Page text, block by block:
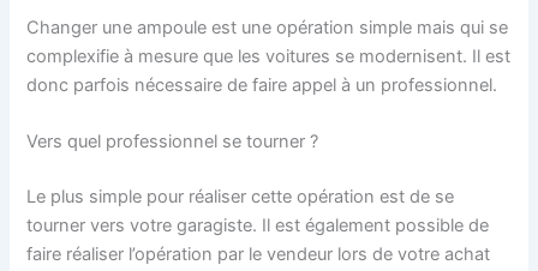
Changer une ampoule est une opération simple mais qui se
complexifie à mesure que les voitures se modernisent. Il est
donc parfois nécessaire de faire appel à un professionnel.
Vers quel professionnel se tourner ?
Le plus simple pour réaliser cette opération est de se
tourner vers votre garagiste. Il est également possible de
faire réaliser l’opération par le vendeur lors de votre achat